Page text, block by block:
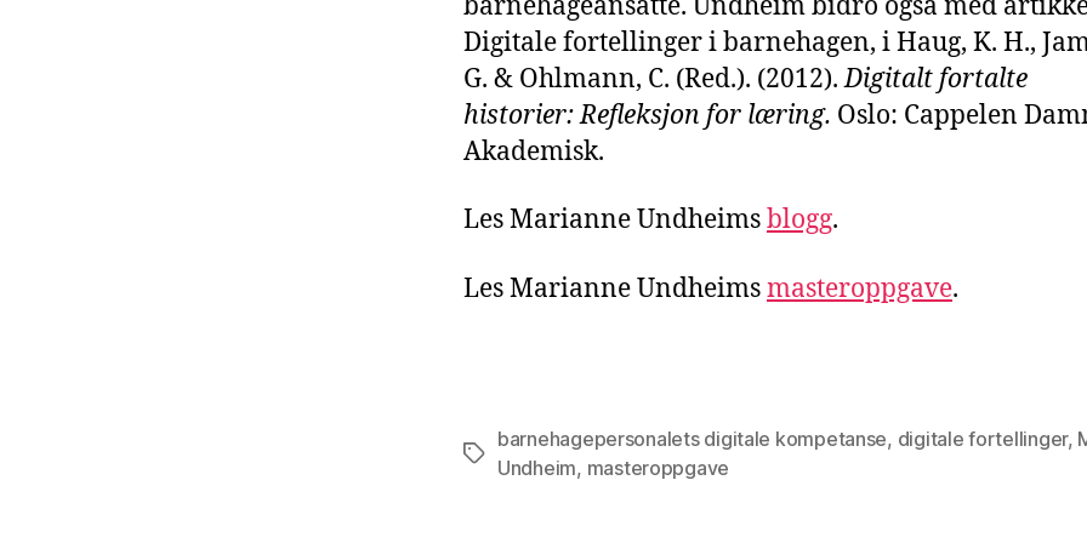
barnehageansatte. Undheim bidro også med
Digitale fortellinger i barnehagen, i Haug, K. H.,
G. & Ohlmann, C. (Red.). (2012).Digitalt fortalte
historier: Refleksjon for læring. Oslo: Cappelen
Akademisk.
Les Marianne Undheimsblogg.
Les Marianne Undheimsmasteroppgave.
Stikkord
barnehagepersonalets digitale kompetanse, digitale fortellinger,
Undheim, masteroppgave